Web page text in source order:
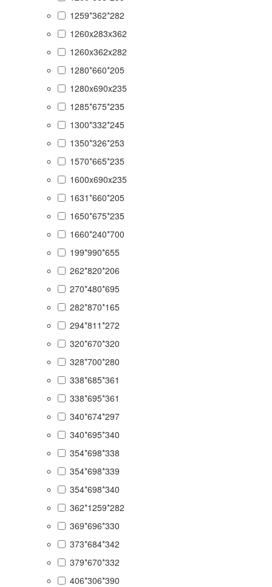
1259*362*282
1260x283x362
1260x362x282
1280*660*205
1280x690x235
1285*675*235
1300*332*245
1350*326*253
1570*665*235
1600x690x235
1631*660*205
1650*675*235
1660*240*700
199*990*655
262*820*206
270*480*695
282*870*165
294*811*272
320*670*320
328*700*280
338*685*361
338*695*361
340*674*297
340*695*340
354*698*338
354*698*339
354*698*340
362*1259*282
369*696*330
373*684*342
379*670*332
406*306*390